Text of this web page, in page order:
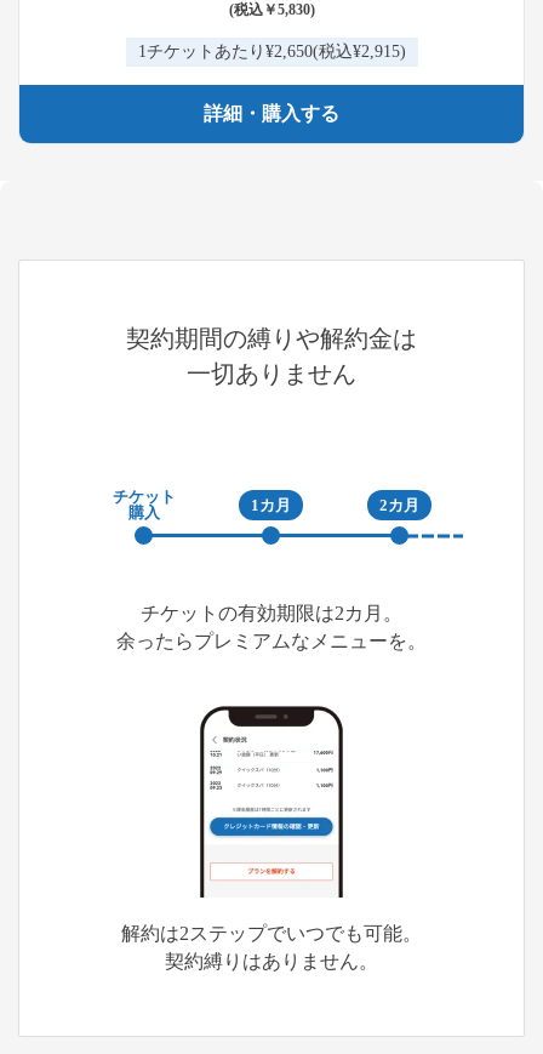
(税込￥5,830)
1チケットあたり¥2,650(税込¥2,915)
詳細・購入する
契約期間の縛りや解約金は
一切ありません
チケット
購入
1カ月 2カ月
チケットの有効期限は2カ月。
余ったらプレミアムなメニューを。
解約は2ステップでいつでも可能。
契約縛りはありません。